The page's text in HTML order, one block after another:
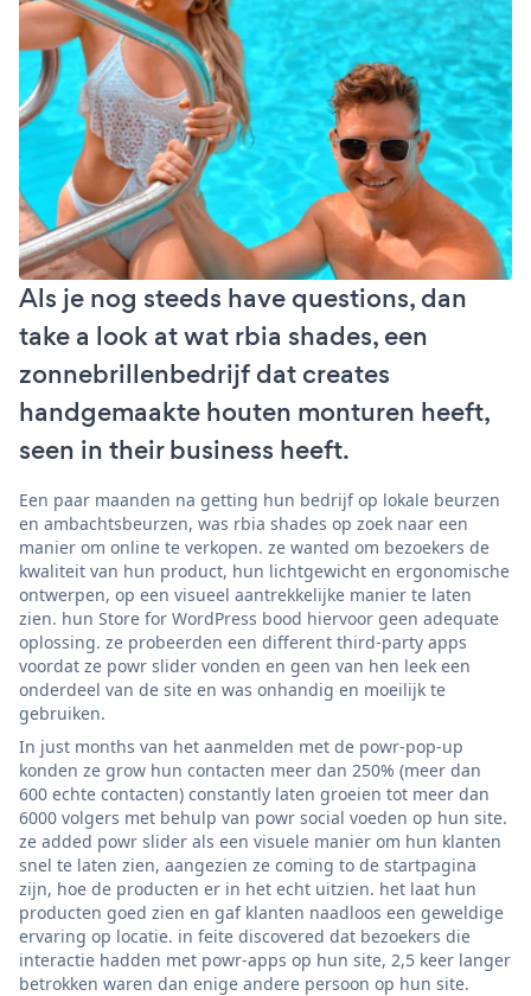
Als je nog steeds have questions, dan
take a look at wat rbia shades, een
zonnebrillenbedrijf dat creates
handgemaakte houten monturen heeft,
seen in their business heeft.
Een paar maanden na getting hun bedrijf op lokale beurzen
en ambachtsbeurzen, was rbia shades op zoek naar een
manier om online te verkopen. ze wanted om bezoekers de
kwaliteit van hun product, hun lichtgewicht en ergonomische
ontwerpen, op een visueel aantrekkelijke manier te laten
zien. hun Store for WordPress bood hiervoor geen adequate
oplossing. ze probeerden een different third-party apps
voordat ze powr slider vonden en geen van hen leek een
onderdeel van de site en was onhandig en moeilijk te
gebruiken.
In just months van het aanmelden met de powr-pop-up
konden ze grow hun contacten meer dan 250% (meer dan
600 echte contacten) constantly laten groeien tot meer dan
6000 volgers met behulp van powr social voeden op hun site.
ze added powr slider als een visuele manier om hun klanten
snel te laten zien, aangezien ze coming to de startpagina
zijn, hoe de producten er in het echt uitzien. het laat hun
producten goed zien en gaf klanten naadloos een geweldige
ervaring op locatie. in feite discovered dat bezoekers die
interactie hadden met powr-apps op hun site, 2,5 keer langer
betrokken waren dan enige andere persoon op hun site.